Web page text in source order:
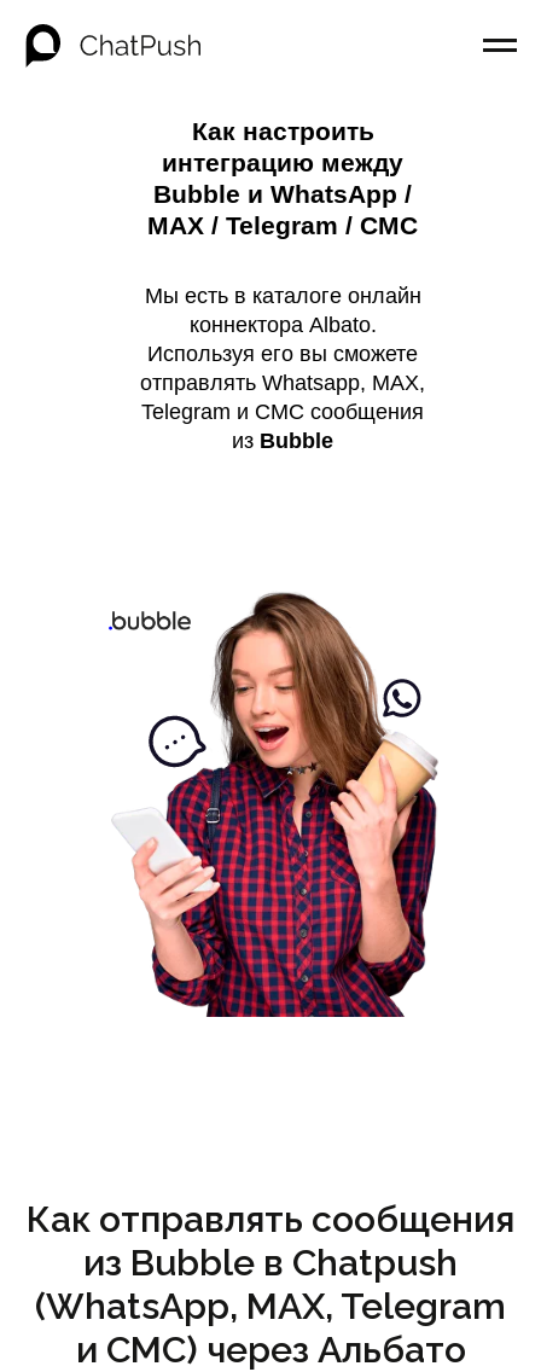
Как настроить
интеграцию между
Bubble и WhatsApp /
MAX / Telegram / СМС
Мы есть в каталоге онлайн
коннектора Albato.
Используя его вы сможете
отправлять Whatsapp, MAX,
Telegram и СМС сообщения
из Bubble
Как отправлять сообщения
из Bubble в Chatpush
(WhatsApp, MAX, Telegram
и СМС) через Альбато